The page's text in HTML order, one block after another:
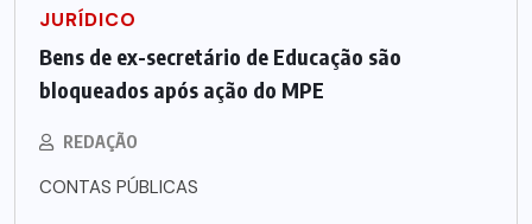
JURÍDICO
Bens de ex-secretário de Educação são
bloqueados após ação do MPE
REDAÇÃO
CONTAS PÚBLICAS